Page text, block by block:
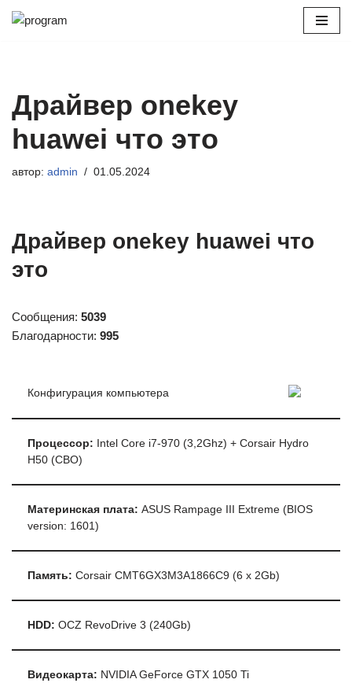
Драйвер onekey
huawei что это
автор: admin 01.05.2024
Драйвер onekey huawei что
это
Сообщения: 5039
Благодарности: 995
Конфигурация компьютера
Процессор: Intel Core i7-970 (3,2Ghz) + Corsair Hydro
H50 (СВО)
Материнская плата: ASUS Rampage III Extreme (BIOS
version: 1601)
Память: Corsair CMT6GX3M3A1866C9 (6 x 2Gb)
HDD: OCZ RevoDrive 3 (240Gb)
Видеокарта: NVIDIA GeForce GTX 1050 Ti